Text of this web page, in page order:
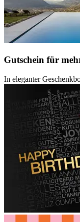
Gutschein für
In eleganter